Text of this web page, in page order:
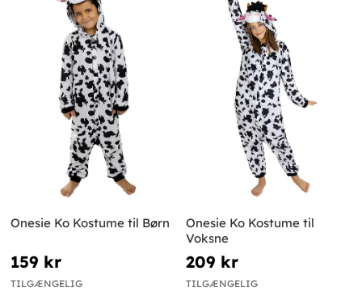
Onesie Ko Kostume til Børn
159 kr
TILGÆNGELIG
Onesie Ko Kostume til
Voksne
209 kr
TILGÆNGELIG